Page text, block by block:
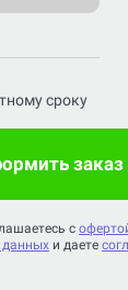
сроку
заказ
с
данных и даете